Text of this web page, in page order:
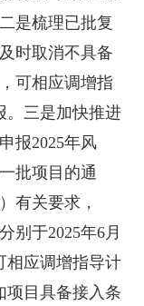
是梳理已批复
时取消不具备
可相应调增指
。三是加快推进
报2025年风
批项目的通
有关要求，
别于2025年6月
相应调增指导计
项目具备接入条